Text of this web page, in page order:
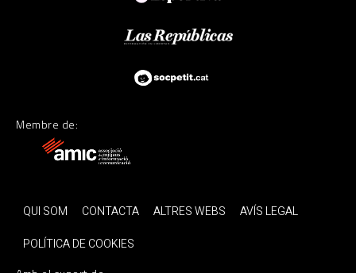
Membre de:
QUI SOM CONTACTA ALTRES WEBS
AVÍS LEGAL
POLÍTICA DE COOKIES